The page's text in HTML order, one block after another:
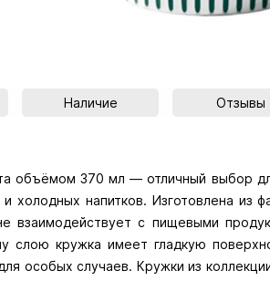
Наличие Отзывы
объёмом 370 мл — отличный выбор
холодных напитков. Изготовлена
взаимодействует с пищевыми
слою кружка имеет гладкую
особых случаев. Кружки из